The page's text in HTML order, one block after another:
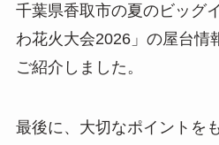
千葉県香取市の夏のビッグ
わ花火大会2026」の屋台情
ご紹介しました。
最後に、大切なポイントを